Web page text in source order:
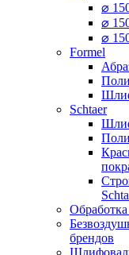
⌀
⌀
⌀
Formel
Schtaer
брендов